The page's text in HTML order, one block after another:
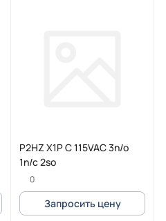
P2HZ X1P C 115VAC 3n/o
1n/c 2so
0
Запросить цену